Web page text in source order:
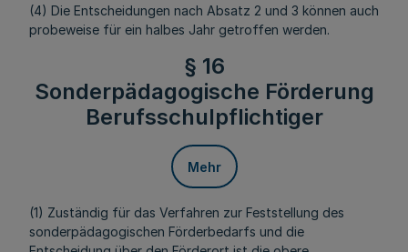
(4) Die Entscheidungen nach Absatz 2 und 3 können auch
probeweise für ein halbes Jahr getroffen werden.
§ 16
Sonderpädagogische Förderung
Berufsschulpflichtiger
Mehr
(1) Zuständig für das Verfahren zur Feststellung des
sonderpädagogischen Förderbedarfs und die